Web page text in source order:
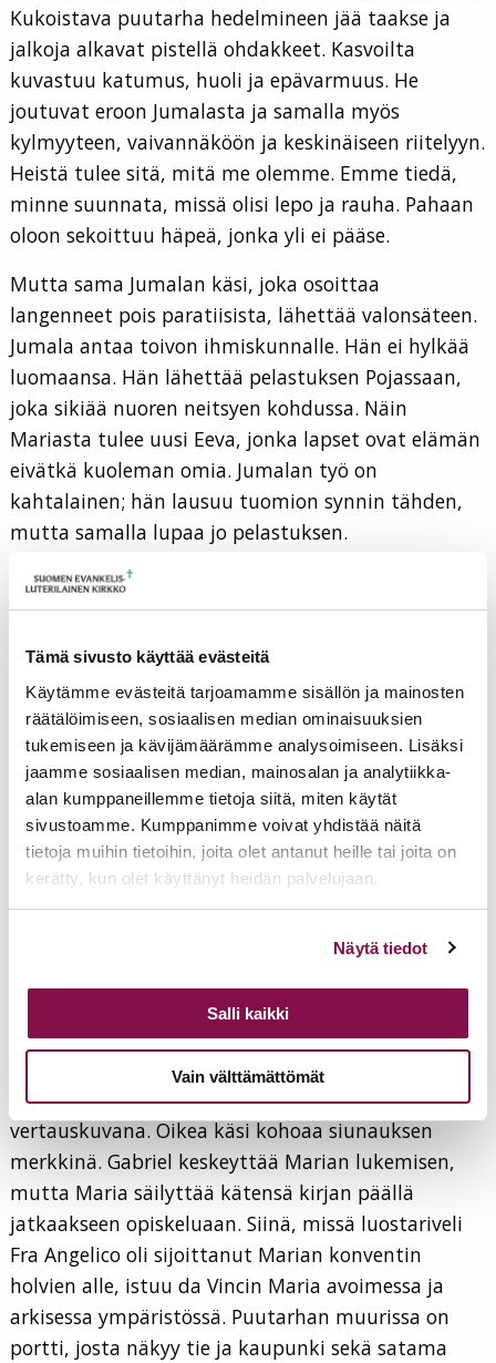
Tämä sivusto käyttää evästeitä
Käytämme evästeitä tarjoamamme sisällön ja mainosten
räätälöimiseen, sosiaalisen median ominaisuuksien
tukemiseen ja kävijämäärämme analysoimiseen. Lisäksi
jaamme sosiaalisen median, mainosalan ja analytiikka-
alan kumppaneillemme tietoja siitä, miten käytät
sivustoamme. Kumppanimme voivat yhdistää näitä
tietoja muihin tietoihin, joita olet antanut heille tai joita on
kerätty, kun olet käyttänyt heidän palvelujaan.
linkistä.
Näytä tiedot
Salli kaikki
Vain välttämättömät
Kukoistava puutarha hedelmineen jää taakse ja
jalkoja alkavat pistellä ohdakkeet. Kasvoilta
kuvastuu katumus, huoli ja epävarmuus. He
joutuvat eroon Jumalasta ja samalla myös
kylmyyteen, vaivannäköön ja keskinäiseen riitelyyn.
Heistä tulee sitä, mitä me olemme. Emme tiedä,
minne suunnata, missä olisi lepo ja rauha. Pahaan
oloon sekoittuu häpeä, jonka yli ei pääse.
Mutta sama Jumalan käsi, joka osoittaa
langenneet pois paratiisista, lähettää valonsäteen.
Jumala antaa toivon ihmiskunnalle. Hän ei hylkää
luomaansa. Hän lähettää pelastuksen Pojassaan,
joka sikiää nuoren neitsyen kohdussa. Näin
Mariasta tulee uusi Eeva, jonka lapset ovat elämän
eivätkä kuoleman omia. Jumalan työ on
kahtalainen; hän lausuu tuomion synnin tähden,
mutta samalla lupaa jo pelastuksen.
Valonsäteessä näkyy kyyhkynen; Pyhä Henki
asettuu Marian päälle, ja niin saa vastauksensa
Marian ilme kuvastaa nöyrtymistä Jumalan
tahtoon. Hän laskee kirjan pois käsistään ja hänen
kasvonsa kertovat: ”Minä olen Herran palvelijatar.
Tapahtukoon minulle niin kuin sanot.” Itse Pyhä
Kolminaisuus ottaa Marian pelastuksen
välikappaleeksi; Isä lähettää Pyhän Hengen, ja
Poika sikiää Marian kohdussa.
Toinen maalaus on täysrenessanssia. Sen on
maalannut Leonardo da Vinci n. 1475 ja sitä
Leonardo da Vinci – Annunciazione – Google Art
Project – Annunciation (Leonardo) – Wikipedia
Gabrielin vasemmassa kädessä on lilja neitsyyden
vertauskuvana. Oikea käsi kohoaa siunauksen
merkkinä. Gabriel keskeyttää Marian lukemisen,
mutta Maria säilyttää kätensä kirjan päällä
jatkaakseen opiskeluaan. Siinä, missä luostariveli
Fra Angelico oli sijoittanut Marian konventin
holvien alle, istuu da Vincin Maria avoimessa ja
arkisessa ympäristössä. Puutarhan muurissa on
portti, josta näkyy tie ja kaupunki sekä satama